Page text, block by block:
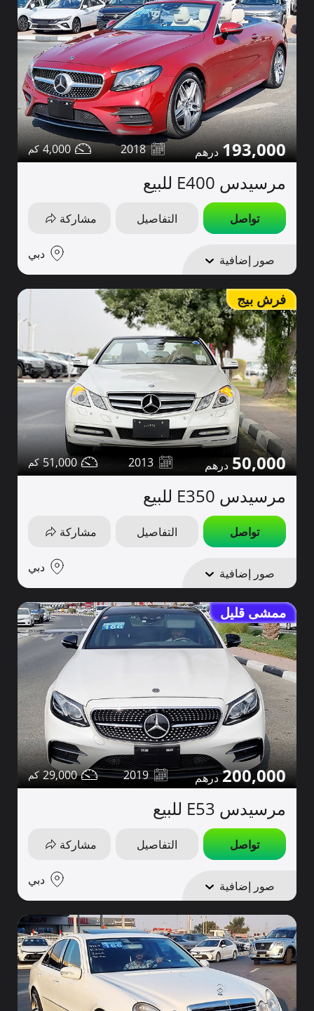
193,000
2018
4,000
مرسيدس E400 للبيع
تواصل التفاصيل مشاركة
صور إضافية دبي
فرش بيج
50,000
2013
51,000
مرسيدس E350 للبيع
تواصل التفاصيل مشاركة
صور إضافية دبي
ممشى قليل
200,000
2019
29,000
مرسيدس E53 للبيع
تواصل التفاصيل مشاركة
صور إضافية دبي